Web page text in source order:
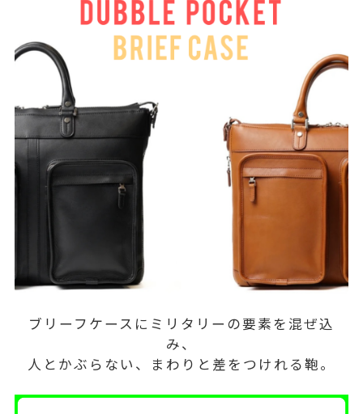
ブリーフケースにミリタリーの要素を混ぜ込
み、
人とかぶらない、まわりと差をつけれる鞄。